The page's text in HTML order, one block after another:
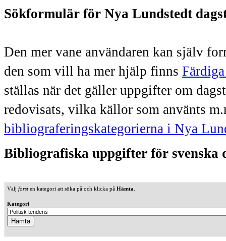
Sökformulär för Nya Lundstedt
Den mer vane användaren kan själv
den som vill ha mer hjälp finns
ställas när det gäller uppgifter om
redovisats, vilka källor som använts
bibliograferingskategorierna i Nya
Bibliografiska uppgifter för svenska
Välj försten kategori att söka på och klicka på Hämta
Kategori